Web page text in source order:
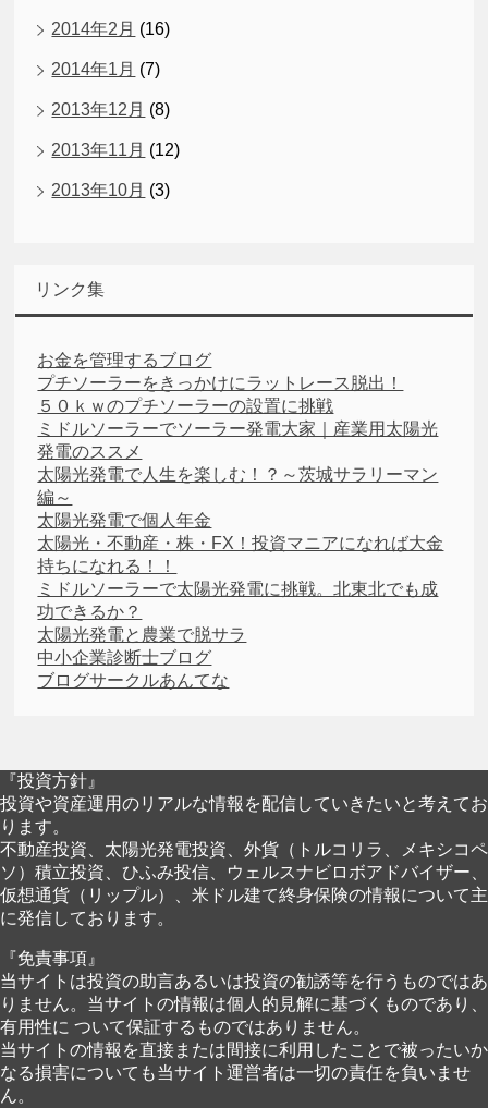
2014年2月 (16)
2014年1月 (7)
2013年12月 (8)
2013年11月 (12)
2013年10月 (3)
リンク集
お金を管理するブログ
プチソーラーをきっかけにラットレース脱出！
５０ｋｗのプチソーラーの設置に挑戦
ミドルソーラーでソーラー発電大家｜産業用太陽光
発電のススメ
太陽光発電で人生を楽しむ！？～茨城サラリーマン
編～
太陽光発電で個人年金
太陽光・不動産・株・FX！投資マニアになれば大金
持ちになれる！！
ミドルソーラーで太陽光発電に挑戦。北東北でも成
功できるか？
太陽光発電と農業で脱サラ
中小企業診断士ブログ
ブログサークルあんてな
『投資方針』
投資や資産運用のリアルな情報を配信していきたいと考えてお
ります。
不動産投資、太陽光発電投資、外貨（トルコリラ、メキシコペ
ソ）積立投資、ひふみ投信、ウェルスナビロボアドバイザー、
仮想通貨（リップル）、米ドル建て終身保険の情報について主
に発信しております。
『免責事項』
当サイトは投資の助言あるいは投資の勧誘等を行うものではあ
りません。当サイトの情報は個人的見解に基づくものであり、
有用性に ついて保証するものではありません。
当サイトの情報を直接または間接に利用したことで被ったいか
なる損害についても当サイト運営者は一切の責任を負いませ
ん。